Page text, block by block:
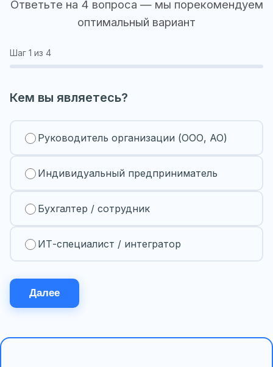
Ответьте на 4 вопроса — мы порекомендуем
оптимальный вариант
Шаг 1 из 4
Кем вы являетесь?
Руководитель организации (ООО, АО)
Индивидуальный предприниматель
Бухгалтер / сотрудник
ИТ-специалист / интегратор
Далее